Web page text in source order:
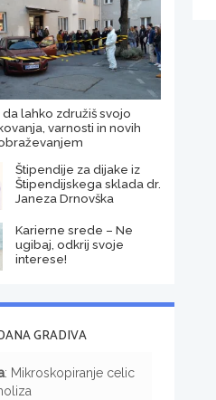
lahko združiš svojo
varnosti in novih
Štipendije za dijake iz
Štipendijskega sklada dr.
Janeza Drnovška
Karierne srede – Ne
ugibaj, odkrij svoje
interese!
GRADIVA
: Mikroskopiranje celic